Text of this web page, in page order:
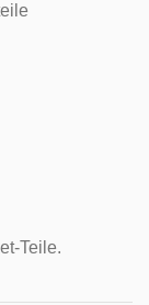
Teile.